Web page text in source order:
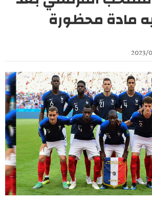
مادة محظورة